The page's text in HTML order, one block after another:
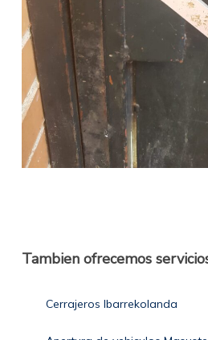
Tambien ofrecemos
Cerrajeros Ibarrekolanda